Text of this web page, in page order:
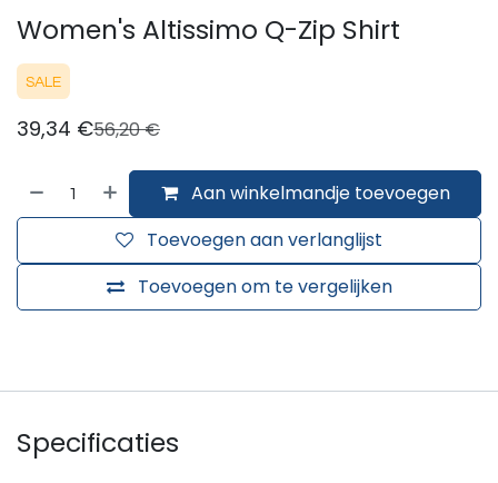
Women's Altissimo Q-Zip Shirt
SALE
39,34 €56,20€
Aan winkelmandje toevoegen
Toevoegen om te vergelijken
Toevoegen aan verlanglijst
Specificaties